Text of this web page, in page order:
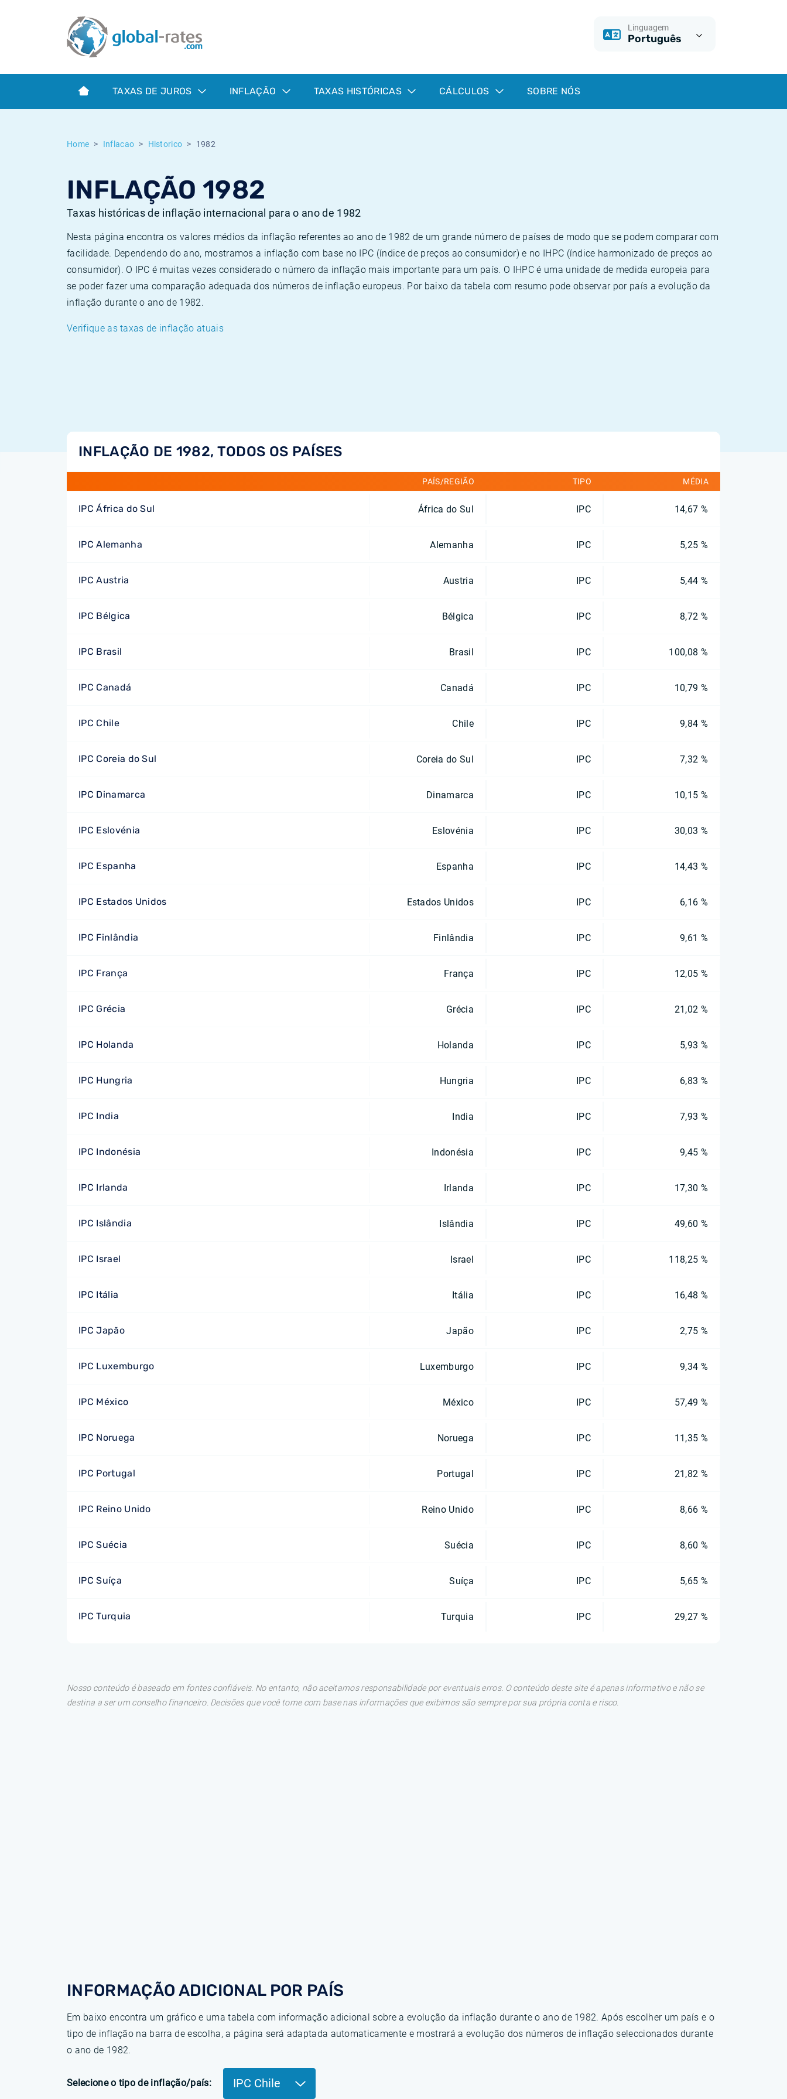
Linguagem
Português
TAXAS DE JUROS INFLAÇÃO TAXAS HISTÓRICAS CÁLCULOS SOBRE NÓS
Home Inflacao Historico 1982
INFLAÇÃO 1982
Taxas históricas de inflação internacional para o ano de 1982
Nesta página encontra os valores médios da inflação referentes ao ano de 1982 de um grande número de países de modo que se podem comparar com
facilidade. Dependendo do ano, mostramos a inflação com base no IPC (índice de preços ao consumidor) e no IHPC (índice harmonizado de preços ao
consumidor). O IPC é muitas vezes considerado o número da inflação mais importante para um país. O IHPC é uma unidade de medida europeia para
se poder fazer uma comparação adequada dos números de inflação europeus. Por baixo da tabela com resumo pode observar por país a evolução da
inflação durante o ano de 1982.
Verifique as taxas de inflação atuais
INFLAÇÃO DE 1982, TODOS OS PAÍSES
PAÍS/REGIÃO TIPO MÉDIA
IPC África do Sul África do Sul IPC 14,67 %
IPC Alemanha Alemanha IPC 5,25 %
IPC Austria Austria IPC 5,44 %
IPC Bélgica Bélgica IPC 8,72 %
IPC Brasil Brasil IPC 100,08 %
IPC Canadá Canadá IPC 10,79 %
IPC Chile Chile IPC 9,84 %
IPC Coreia do Sul Coreia do Sul IPC 7,32 %
IPC Dinamarca Dinamarca IPC 10,15 %
IPC Eslovénia Eslovénia IPC 30,03 %
IPC Espanha Espanha IPC 14,43 %
IPC Estados Unidos Estados Unidos IPC 6,16 %
IPC Finlândia Finlândia IPC 9,61 %
IPC França França IPC 12,05 %
IPC Grécia Grécia IPC 21,02 %
IPC Holanda Holanda IPC 5,93 %
IPC Hungria Hungria IPC 6,83 %
IPC India India IPC 7,93 %
IPC Indonésia Indonésia IPC 9,45 %
IPC Irlanda Irlanda IPC 17,30 %
IPC Islândia Islândia IPC 49,60 %
IPC Israel Israel IPC 118,25 %
IPC Itália Itália IPC 16,48 %
IPC Japão Japão IPC 2,75 %
IPC Luxemburgo Luxemburgo IPC 9,34 %
IPC México México IPC 57,49 %
IPC Noruega Noruega IPC 11,35 %
IPC Portugal Portugal IPC 21,82 %
IPC Reino Unido Reino Unido IPC 8,66 %
IPC Suécia Suécia IPC 8,60 %
IPC Suíça Suíça IPC 5,65 %
IPC Turquia Turquia IPC 29,27 %
Nosso conteúdo é baseado em fontes confiáveis. No entanto, não aceitamos responsabilidade por eventuais erros. O conteúdo deste site é apenas informativo e não se
destina a ser um conselho financeiro. Decisões que você tome com base nas informações que exibimos são sempre por sua própria conta e risco.
INFORMAÇÃO ADICIONAL POR PAÍS
Em baixo encontra um gráfico e uma tabela com informação adicional sobre a evolução da inflação durante o ano de 1982. Após escolher um país e o
tipo de inflação na barra de escolha, a página será adaptada automaticamente e mostrará a evolução dos números de inflação seleccionados durante
o ano de 1982.
Selecione o tipo de inflação/país: IPC Chile
Term SOFR
O que é a inflação do IPC?
O que é a inflação do IHPC?
Taxas Euribor históricas
Taxas ESTER históricas
Taxas de inflação históricas
Calculadora de inflação